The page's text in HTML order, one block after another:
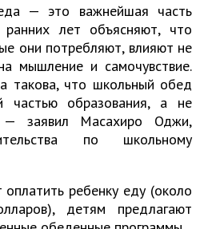
— это важнейшая часть
лет объясняют, что
они потребляют, влияют не
мышление и самочувствие.
такова, что школьный обед
частью образования, а не
— заявил Масахиро Оджи,
по школьному
ребенку еду (около
детям предлагают